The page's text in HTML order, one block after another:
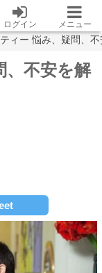
ログイン メニュー
ィー 悩み、疑問、
、不安を解